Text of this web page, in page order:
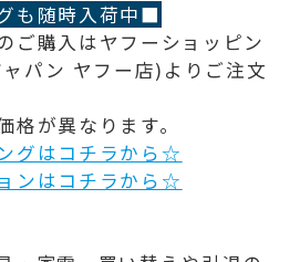
も随時入荷中■
ご購入はヤフーショッピン
パン ヤフー店)よりご注文
が異なります。
グはコチラから☆
ンはコチラから☆